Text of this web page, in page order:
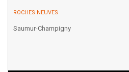
ROCHES NEUVES
Saumur-Champigny